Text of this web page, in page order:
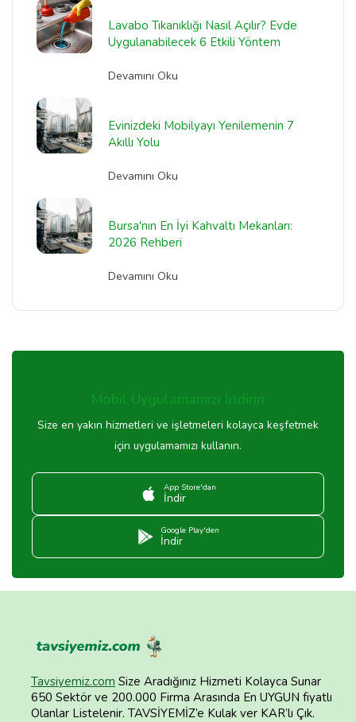
Lavabo Tıkanıklığı Nasıl Açılır? Evde
Uygulanabilecek 6 Etkili Yöntem
Devamını Oku
Evinizdeki Mobilyayı Yenilemenin 7
Akıllı Yolu
Devamını Oku
Bursa'nın En İyi Kahvaltı Mekanları:
2026 Rehberi
Devamını Oku
Mobil Uygulamamızı İndirin
Size en yakın hizmetleri ve işletmeleri kolayca keşfetmek
için uygulamamızı kullanın.
App Store'dan
İndir
Google Play'den
İndir
Tavsiyemiz.com Size Aradığınız Hizmeti Kolayca Sunar
650 Sektör ve 200.000 Firma Arasında En UYGUN fiyatlı
Olanlar Listelenir. TAVSİYEMİZ’e Kulak ver KAR’lı Çık.